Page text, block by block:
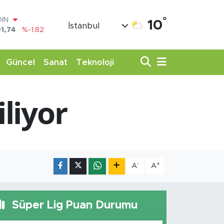
%0.19
%0
İstanbul 10°
Güncel Sanat Teknoloji
A- A+
Süper Lig Puan Durumu